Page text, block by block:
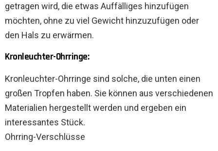
getragen wird, die etwas Auffälliges hinzufügen
möchten, ohne zu viel Gewicht hinzuzufügen oder
den Hals zu erwärmen.
Kronleuchter-Ohrringe:
Kronleuchter-Ohrringe sind solche, die unten einen
großen Tropfen haben. Sie können aus verschiedenen
Materialien hergestellt werden und ergeben ein
interessantes Stück.
Ohrring-Verschlüsse